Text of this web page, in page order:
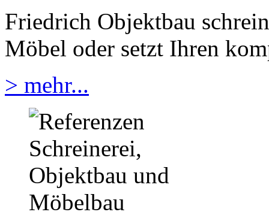
Friedrich Objektbau
Möbel oder setzt Ihren
> mehr...